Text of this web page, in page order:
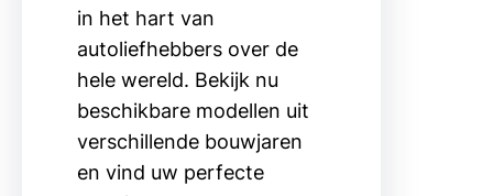
in het hart van
autoliefhebbers over de
hele wereld. Bekijk nu
beschikbare modellen uit
verschillende bouwjaren
en vind uw perfecte